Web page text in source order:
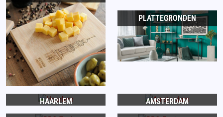
PLATTEGRONDEN
HAARLEM AMSTERDAM